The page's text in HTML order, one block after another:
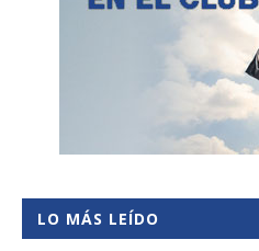
LO MÁS LEÍDO